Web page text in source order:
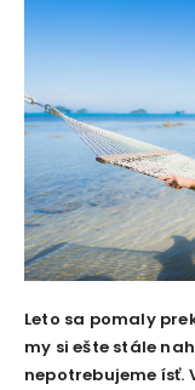
Leto sa pomaly
my si ešte stále
nepotrebujeme ísť.